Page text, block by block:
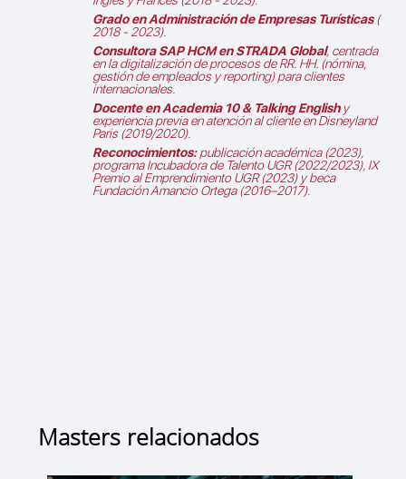
Grado en Administración de Empresas Turísticas(
2018 - 2023).
Consultora SAP HCM en STRADA Global, centrada
en la digitalización de procesos de RR. HH. (nómina,
gestión de empleados y reporting) para clientes
internacionales.
Docente en Academia 10 & Talking English y
experiencia previa en atención al cliente en Disneyland
Paris (2019/2020).
Reconocimientos:publicación académica (2023),
programa Incubadora de Talento UGR (2022/2023), IX
Premio al Emprendimiento UGR (2023) y beca
Fundación Amancio Ortega (2016–2017).
Masters relacionados